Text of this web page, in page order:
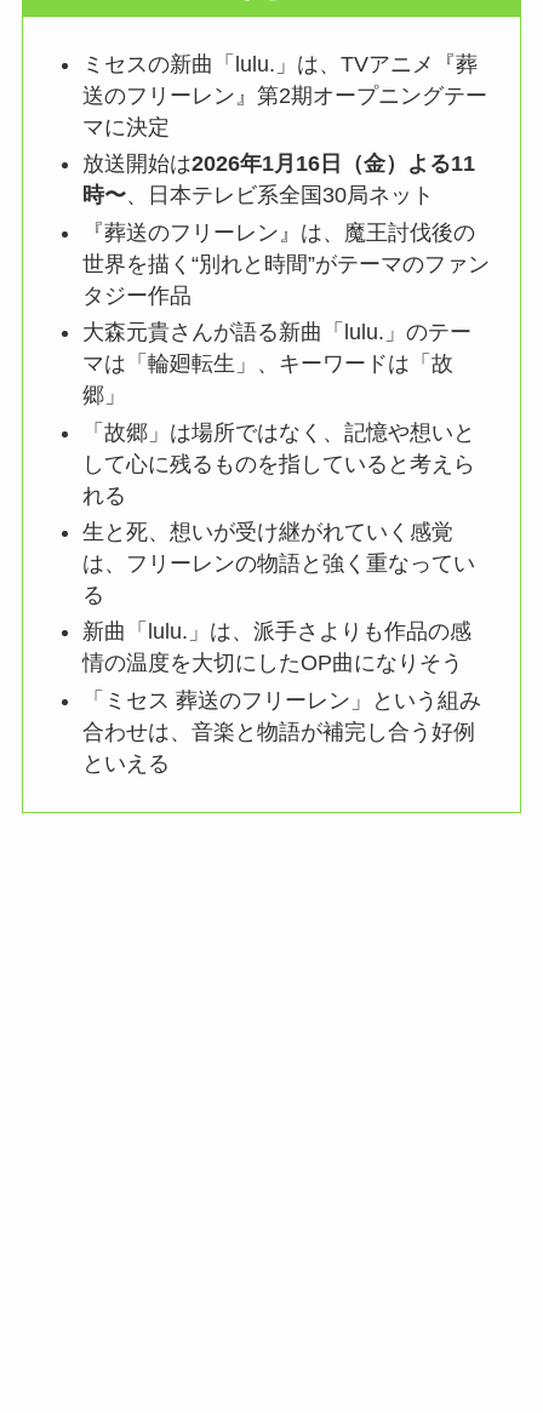
ミセスの新曲「lulu.」は、TVアニメ『葬
送のフリーレン』第2期オープニングテー
マに決定
放送開始は2026年1月16日（金）よる11
時〜、日本テレビ系全国30局ネット
『葬送のフリーレン』は、魔王討伐後の
世界を描く“別れと時間”がテーマのファン
タジー作品
大森元貴さんが語る新曲「lulu.」のテー
マは「輪廻転生」、キーワードは「故
郷」
「故郷」は場所ではなく、記憶や想いと
して心に残るものを指していると考えら
れる
生と死、想いが受け継がれていく感覚
は、フリーレンの物語と強く重なってい
る
新曲「lulu.」は、派手さよりも作品の感
情の温度を大切にしたOP曲になりそう
「ミセス 葬送のフリーレン」という組み
合わせは、音楽と物語が補完し合う好例
といえる